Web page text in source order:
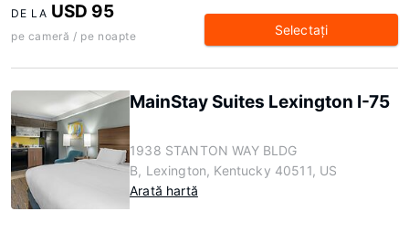
DE LA USD 95
pe cameră / pe noapte Selectaţi
MainStay Suites Lexington I-75
1938 STANTON WAY BLDG
B, Lexington, Kentucky 40511, US
Arată hartă